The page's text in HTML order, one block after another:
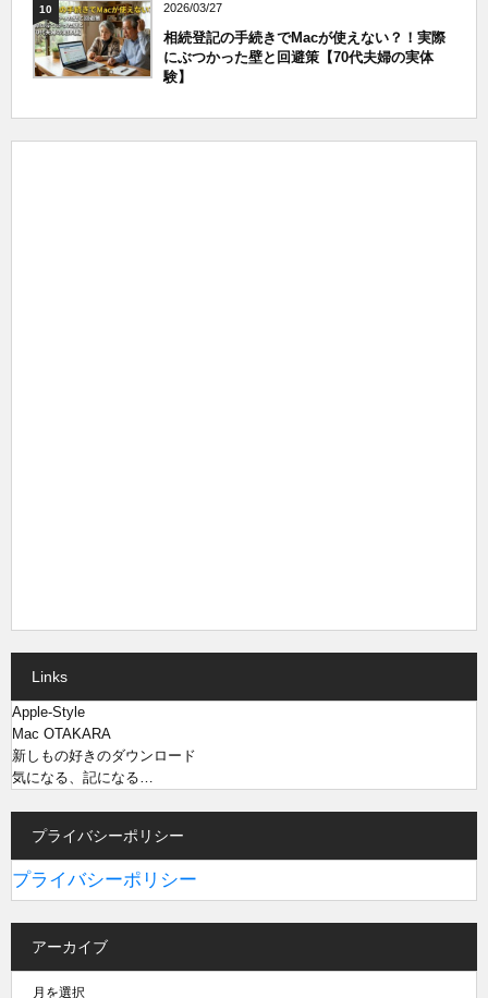
10 2026/03/27
相続登記の手続きでMacが使えない？！実際
にぶつかった壁と回避策【70代夫婦の実体
験】
Links
Apple-Style
Mac OTAKARA
新しもの好きのダウンロード
気になる、記になる…
プライバシーポリシー
プライバシーポリシー
アーカイブ